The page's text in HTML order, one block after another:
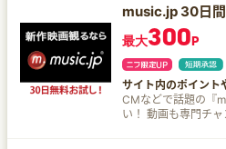
ゲット！ ３．実質最大1.5%の高還元 年間100万円
の利用で10,000Vポ
ら、100万円のご利
ら、ショッピングも
ね。 ４．対象のコンビニ・飲食店でのスマホのタ
ッチ決済またはモバ
7％ポイント還元！（※3） ５．セブ
music.jp 30日
最大300P
サイト内のポイント
CMなどで話題の『
い！ 動画も専門チャンネルも音楽もマンガも、エ